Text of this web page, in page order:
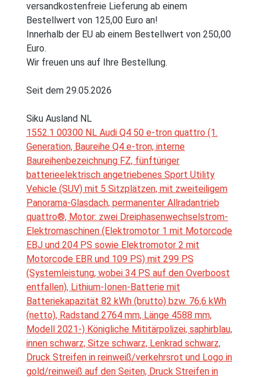
versandkostenfreie Lieferung ab einem
Bestellwert von 125,00 Euro an!
Innerhalb der EU ab einem Bestellwert von 250,00
Euro.
Wir freuen uns auf Ihre Bestellung.
Seit dem 29.05.2026
Siku Ausland NL
1552.1 00300 NL Audi Q4 50 e-tron quattro (1.
Generation, Baureihe Q4 e-tron, interne
Baureihenbezeichnung FZ, fünftüriger
batterieelektrisch angetriebenes Sport Utility
Vehicle (SUV) mit 5 Sitzplätzen, mit zweiteiligem
Panorama-Glasdach, permanenter Allradantrieb
quattro®, Motor: zwei Dreiphasenwechselstrom-
Elektromaschinen (Elektromotor 1 mit Motorcode
EBJ und 204 PS sowie Elektromotor 2 mit
Motorcode EBR und 109 PS) mit 299 PS
(Systemleistung, wobei 34 PS auf den Overboost
entfallen), Lithium-Ionen-Batterie mit
Batteriekapazität 82 kWh (brutto) bzw. 76,6 kWh
(netto), Radstand 2764 mm, Länge 4588 mm,
Modell 2021-) Königliche Mititärpolizei, saphirblau,
innen schwarz, Sitze schwarz, Lenkrad schwarz,
Druck Streifen in reinweiß/verkehrsrot und Logo in
gold/reinweiß auf den Seiten, Druck Streifen in